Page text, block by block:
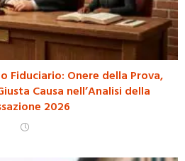
Fiduciario: Onere della Prova,
Causa nell’Analisi della
2026